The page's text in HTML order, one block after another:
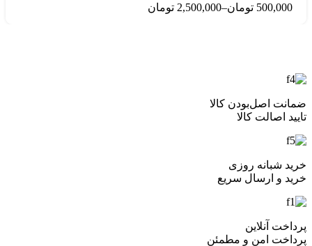
500,000 تومان–
2,500,000 تومان
ضمانت اصل‌بودن کالا
تایید اصالت کالا
خرید شبانه روزی
خرید و ارسال سریع
پرداخت آنلاین
پرداخت امن و مطمئن